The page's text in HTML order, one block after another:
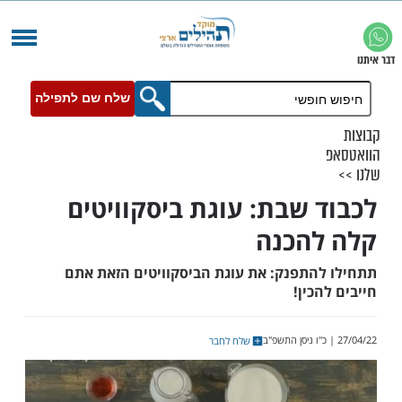
שלח שם לתפילה
שבת: עוגת ביסקוויטים
את עוגת הביסקוויטים הזאת אתם